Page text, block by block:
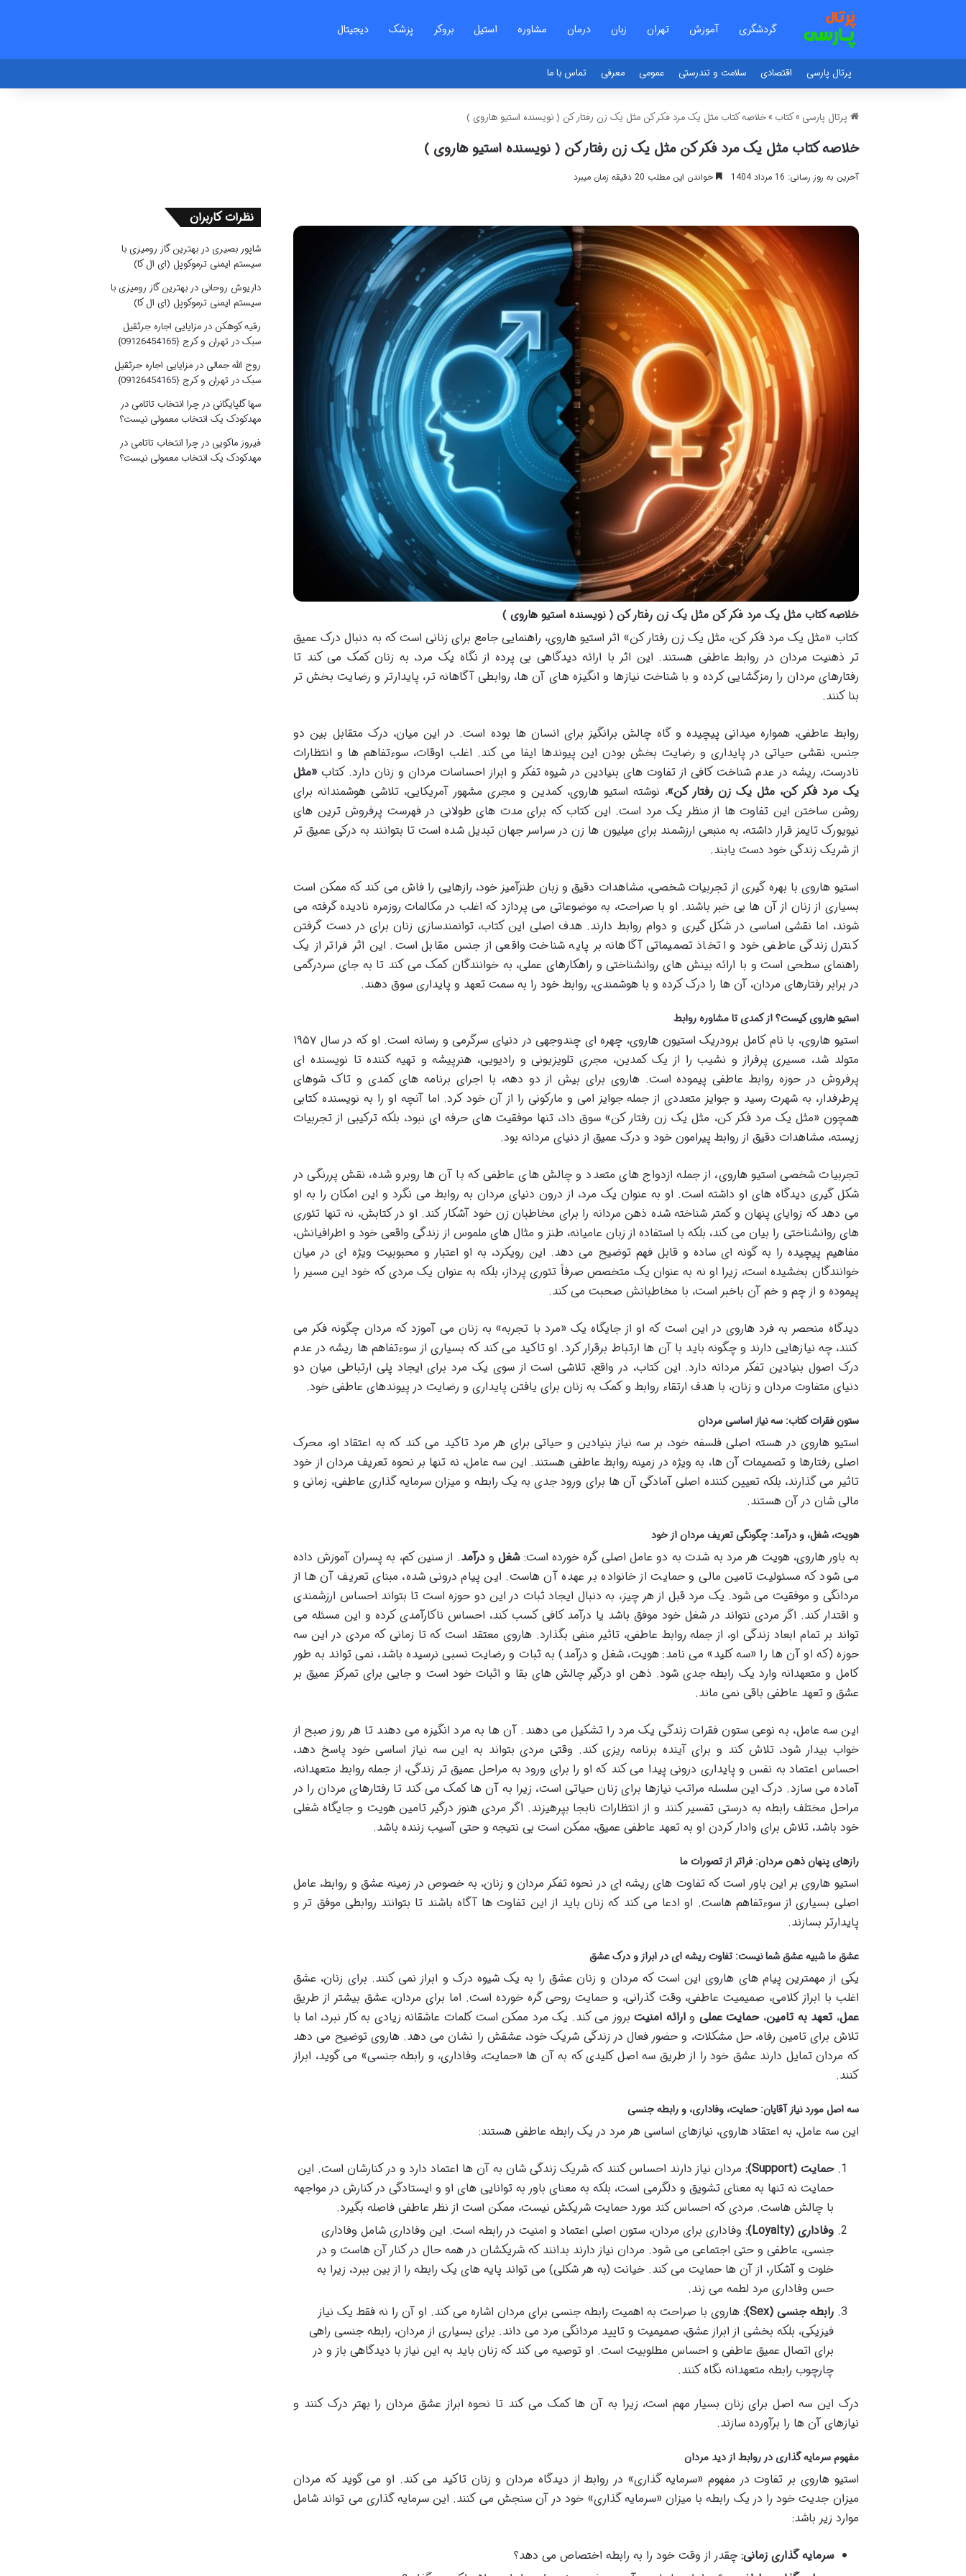
گردشگری آموزش تهران زبان درمان مشاوره استیل بروکر پزشک دیجیتال
پرتال پارسی اقتصادی سلامت و تندرستی عمومی معرفی تماس با ما
پرتال پارسی » کتاب » خلاصه کتاب مثل یک مرد فکر کن مثل یک زن رفتار کن ( نویسنده استیو هاروی )
خلاصه کتاب مثل یک مرد فکر کن مثل یک زن رفتار کن ( نویسنده استیو هاروی )
آخرین به روز رسانی: 16 مرداد 1404 خواندن این مطلب 20 دقیقه زمان میبرد
خلاصه کتاب مثل یک مرد فکر کن مثل یک زن رفتار کن ( نویسنده استیو هاروی )
کتاب «مثل یک مرد فکر کن، مثل یک زن رفتار کن» اثر استیو هاروی، راهنمایی جامع برای زنانی است که به دنبال درک عمیق
تر ذهنیت مردان در روابط عاطفی هستند. این اثر با ارائه دیدگاهی بی پرده از نگاه یک مرد، به زنان کمک می کند تا
رفتارهای مردان را رمزگشایی کرده و با شناخت نیازها و انگیزه های آن ها، روابطی آگاهانه تر، پایدارتر و رضایت بخش تر
بنا کنند.
روابط عاطفی، همواره میدانی پیچیده و گاه چالش برانگیز برای انسان ها بوده است. در این میان، درک متقابل بین دو
جنس، نقشی حیاتی در پایداری و رضایت بخش بودن این پیوندها ایفا می کند. اغلب اوقات، سوءتفاهم ها و انتظارات
نادرست، ریشه در عدم شناخت کافی از تفاوت های بنیادین در شیوه تفکر و ابراز احساسات مردان و زنان دارد. کتاب «مثل
یک مرد فکر کن، مثل یک زن رفتار کن»، نوشته استیو هاروی، کمدین و مجری مشهور آمریکایی، تلاشی هوشمندانه برای
روشن ساختن این تفاوت ها از منظر یک مرد است. این کتاب که برای مدت های طولانی در فهرست پرفروش ترین های
نیویورک تایمز قرار داشته، به منبعی ارزشمند برای میلیون ها زن در سراسر جهان تبدیل شده است تا بتوانند به درکی عمیق تر
از شریک زندگی خود دست یابند.
استیو هاروی با بهره گیری از تجربیات شخصی، مشاهدات دقیق و زبان طنزآمیز خود، رازهایی را فاش می کند که ممکن است
بسیاری از زنان از آن ها بی خبر باشند. او با صراحت، به موضوعاتی می پردازد که اغلب در مکالمات روزمره نادیده گرفته می
شوند، اما نقشی اساسی در شکل گیری و دوام روابط دارند. هدف اصلی این کتاب، توانمندسازی زنان برای در دست گرفتن
کنترل زندگی عاطفی خود و اتخاذ تصمیماتی آگاهانه بر پایه شناخت واقعی از جنس مقابل است. این اثر فراتر از یک
راهنمای سطحی است و با ارائه بینش های روانشناختی و راهکارهای عملی، به خوانندگان کمک می کند تا به جای سردرگمی
در برابر رفتارهای مردان، آن ها را درک کرده و با هوشمندی، روابط خود را به سمت تعهد و پایداری سوق دهند.
استیو هاروی کیست؟ از کمدی تا مشاوره روابط
استیو هاروی، با نام کامل برودریک استیون هاروی، چهره ای چندوجهی در دنیای سرگرمی و رسانه است. او که در سال ۱۹۵۷
متولد شد، مسیری پرفراز و نشیب را از یک کمدین، مجری تلویزیونی و رادیویی، هنرپیشه و تهیه کننده تا نویسنده ای
پرفروش در حوزه روابط عاطفی پیموده است. هاروی برای بیش از دو دهه، با اجرای برنامه های کمدی و تاک شوهای
پرطرفدار، به شهرت رسید و جوایز متعددی از جمله جوایز امی و مارکونی را از آن خود کرد. اما آنچه او را به نویسنده کتابی
همچون «مثل یک مرد فکر کن، مثل یک زن رفتار کن» سوق داد، تنها موفقیت های حرفه ای نبود، بلکه ترکیبی از تجربیات
زیسته، مشاهدات دقیق از روابط پیرامون خود و درک عمیق از دنیای مردانه بود.
تجربیات شخصی استیو هاروی، از جمله ازدواج های متعدد و چالش های عاطفی که با آن ها روبرو شده، نقش پررنگی در
شکل گیری دیدگاه های او داشته است. او به عنوان یک مرد، از درون دنیای مردان به روابط می نگرد و این امکان را به او
می دهد که زوایای پنهان و کمتر شناخته شده ذهن مردانه را برای مخاطبان زن خود آشکار کند. او در کتابش، نه تنها تئوری
های روانشناختی را بیان می کند، بلکه با استفاده از زبان عامیانه، طنز و مثال های ملموس از زندگی واقعی خود و اطرافیانش،
مفاهیم پیچیده را به گونه ای ساده و قابل فهم توضیح می دهد. این رویکرد، به او اعتبار و محبوبیت ویژه ای در میان
خوانندگان بخشیده است، زیرا او نه به عنوان یک متخصص صرفاً تئوری پرداز، بلکه به عنوان یک مردی که خود این مسیر را
پیموده و از چم و خم آن باخبر است، با مخاطبانش صحبت می کند.
دیدگاه منحصر به فرد هاروی در این است که او از جایگاه یک «مرد با تجربه» به زنان می آموزد که مردان چگونه فکر می
کنند، چه نیازهایی دارند و چگونه باید با آن ها ارتباط برقرار کرد. او تاکید می کند که بسیاری از سوءتفاهم ها ریشه در عدم
درک اصول بنیادین تفکر مردانه دارد. این کتاب، در واقع، تلاشی است از سوی یک مرد برای ایجاد پلی ارتباطی میان دو
دنیای متفاوت مردان و زنان، با هدف ارتقاء روابط و کمک به زنان برای یافتن پایداری و رضایت در پیوندهای عاطفی خود.
ستون فقرات کتاب: سه نیاز اساسی مردان
استیو هاروی در هسته اصلی فلسفه خود، بر سه نیاز بنیادین و حیاتی برای هر مرد تاکید می کند که به اعتقاد او، محرک
اصلی رفتارها و تصمیمات آن ها، به ویژه در زمینه روابط عاطفی هستند. این سه عامل، نه تنها بر نحوه تعریف مردان از خود
تاثیر می گذارند، بلکه تعیین کننده اصلی آمادگی آن ها برای ورود جدی به یک رابطه و میزان سرمایه گذاری عاطفی، زمانی و
مالی شان در آن هستند.
هویت، شغل، و درآمد: چگونگی تعریف مردان از خود
به باور هاروی، هویت هر مرد به شدت به دو عامل اصلی گره خورده است:شغلودرآمد. از سنین کم، به پسران آموزش داده
می شود که مسئولیت تامین مالی و حمایت از خانواده بر عهده آن هاست. این پیام درونی شده، مبنای تعریف آن ها از
مردانگی و موفقیت می شود. یک مرد قبل از هر چیز، به دنبال ایجاد ثبات در این دو حوزه است تا بتواند احساس ارزشمندی
و اقتدار کند. اگر مردی نتواند در شغل خود موفق باشد یا درآمد کافی کسب کند، احساس ناکارآمدی کرده و این مسئله می
تواند بر تمام ابعاد زندگی او، از جمله روابط عاطفی، تاثیر منفی بگذارد. هاروی معتقد است که تا زمانی که مردی در این سه
حوزه (که او آن ها را «سه کلید» می نامد: هویت، شغل و درآمد) به ثبات و رضایت نسبی نرسیده باشد، نمی تواند به طور
کامل و متعهدانه وارد یک رابطه جدی شود. ذهن او درگیر چالش های بقا و اثبات خود است و جایی برای تمرکز عمیق بر
عشق و تعهد عاطفی باقی نمی ماند.
این سه عامل، به نوعی ستون فقرات زندگی یک مرد را تشکیل می دهند. آن ها به مرد انگیزه می دهند تا هر روز صبح از
خواب بیدار شود، تلاش کند و برای آینده برنامه ریزی کند. وقتی مردی بتواند به این سه نیاز اساسی خود پاسخ دهد،
احساس اعتماد به نفس و پایداری درونی پیدا می کند که او را برای ورود به مراحل عمیق تر زندگی، از جمله روابط متعهدانه،
آماده می سازد. درک این سلسله مراتب نیازها برای زنان حیاتی است، زیرا به آن ها کمک می کند تا رفتارهای مردان را در
مراحل مختلف رابطه به درستی تفسیر کنند و از انتظارات نابجا بپرهیزند. اگر مردی هنوز درگیر تامین هویت و جایگاه شغلی
خود باشد، تلاش برای وادار کردن او به تعهد عاطفی عمیق، ممکن است بی نتیجه و حتی آسیب زننده باشد.
رازهای پنهان ذهن مردان: فراتر از تصورات ما
استیو هاروی بر این باور است که تفاوت های ریشه ای در نحوه تفکر مردان و زنان، به خصوص در زمینه عشق و روابط، عامل
اصلی بسیاری از سوءتفاهم هاست. او ادعا می کند که زنان باید از این تفاوت ها آگاه باشند تا بتوانند روابطی موفق تر و
پایدارتر بسازند.
عشق ما شبیه عشق شما نیست: تفاوت ریشه ای در ابراز و درک عشق
یکی از مهمترین پیام های هاروی این است که مردان و زنان عشق را به یک شیوه درک و ابراز نمی کنند. برای زنان، عشق
اغلب با ابراز کلامی، صمیمیت عاطفی، وقت گذرانی، و حمایت روحی گره خورده است. اما برای مردان، عشق بیشتر از طریق
عمل، تعهد به تامین،حمایت عملی وارائه امنیتبروز می کند. یک مرد ممکن است کلمات عاشقانه زیادی به کار نبرد، اما با
تلاش برای تامین رفاه، حل مشکلات، و حضور فعال در زندگی شریک خود، عشقش را نشان می دهد. هاروی توضیح می دهد
که مردان تمایل دارند عشق خود را از طریق سه اصل کلیدی که به آن ها «حمایت، وفاداری، و رابطه جنسی» می گوید، ابراز
کنند.
سه اصل مورد نیاز آقایان: حمایت، وفاداری، و رابطه جنسی
این سه عامل، به اعتقاد هاروی، نیازهای اساسی هر مرد در یک رابطه عاطفی هستند:
حمایت (Support):
مردان نیاز دارند احساس کنند که شریک زندگی شان به آن ها اعتماد دارد و در کنارشان است. این
حمایت نه تنها به معنای تشویق و دلگرمی است، بلکه به معنای باور به توانایی های او و ایستادگی در کنارش در مواجهه
با چالش هاست. مردی که احساس کند مورد حمایت شریکش نیست، ممکن است از نظر عاطفی فاصله بگیرد.
وفاداری (Loyalty):
وفاداری برای مردان، ستون اصلی اعتماد و امنیت در رابطه است. این وفاداری شامل وفاداری
جنسی، عاطفی و حتی اجتماعی می شود. مردان نیاز دارند بدانند که شریکشان در همه حال در کنار آن هاست و در
خلوت و آشکار، از آن ها حمایت می کند. خیانت (به هر شکلی) می تواند پایه های یک رابطه را از بین ببرد، زیرا به
حس وفاداری مرد لطمه می زند.
رابطه جنسی (Sex):
هاروی با صراحت به اهمیت رابطه جنسی برای مردان اشاره می کند. او آن را نه فقط یک نیاز
فیزیکی، بلکه بخشی از ابراز عشق، صمیمیت و تایید مردانگی مرد می داند. برای بسیاری از مردان، رابطه جنسی راهی
برای اتصال عمیق عاطفی و احساس مطلوبیت است. او توصیه می کند که زنان باید به این نیاز با دیدگاهی باز و در
چارچوب رابطه متعهدانه نگاه کنند.
درک این سه اصل برای زنان بسیار مهم است، زیرا به آن ها کمک می کند تا نحوه ابراز عشق مردان را بهتر درک کنند و
نیازهای آن ها را برآورده سازند.
مفهوم سرمایه گذاری در روابط از دید مردان
استیو هاروی بر تفاوت در مفهوم «سرمایه گذاری» در روابط از دیدگاه مردان و زنان تاکید می کند. او می گوید که مردان
میزان جدیت خود را در یک رابطه با میزان «سرمایه گذاری» خود در آن سنجش می کنند. این سرمایه گذاری می تواند شامل
موارد زیر باشد:
سرمایه گذاری زمانی: چقدر از وقت خود را به رابطه اختصاص می دهد؟
نظرات کاربران
شاپور بصیریدر بهترین گاز رومیزی با
سیستم ایمنی ترموکوپل (ای ال کا)
داریوش روحانی در بهترین گاز رومیزی با
سیستم ایمنی ترموکوپل (ای ال کا)
رقیه کوهکن در مزایایی اجاره جرثقیل
سبک در تهران و کرج {09126454165}
روح الله جمالی در مزایایی اجاره جرثقیل
سبک در تهران و کرج {09126454165}
سها گلپایگانی در چرا انتخاب تاتامی در
مهدکودک یک انتخاب معمولی نیست؟
فیروز ماکویی در چرا انتخاب تاتامی در
مهدکودک یک انتخاب معمولی نیست؟